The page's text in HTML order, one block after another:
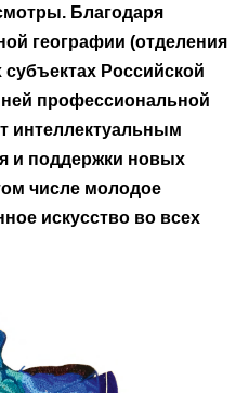
Благодаря
географии (отделения
Российской
профессиональной
интеллектуальным
и поддержки новых
числе молодое
искусство во всех